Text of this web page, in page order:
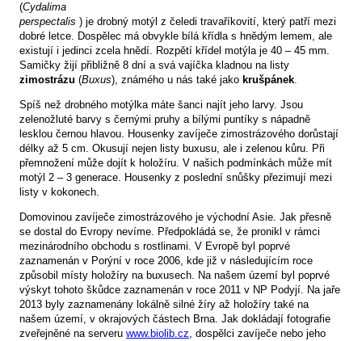
(Cydalima
perspectalis ) je drobný motýl z čeledi travaříkovití, který patří mezi
dobré letce. Dospělec má obvykle bílá křídla s hnědým lemem, ale
existují i jedinci zcela hnědí. Rozpětí křídel motýla je 40 – 45 mm.
Samičky žijí přibližně 8 dní a svá vajíčka kladnou na listy
zimostrázu (Buxus), známého u nás také jako krušpánek.
Spíš než drobného motýlka máte šanci najít jeho larvy. Jsou
zelenožluté barvy s černými pruhy a bílými puntíky s nápadně
lesklou černou hlavou. Housenky zavíječe zimostrázového dorůstají
délky až 5 cm. Okusují nejen listy buxusu, ale i zelenou kůru. Při
přemnožení může dojít k holožíru. V našich podmínkách může mít
motýl 2 – 3 generace. Housenky z poslední snůšky přezimují mezi
listy v kokonech.
Domovinou zavíječe zimostrázového je východní Asie. Jak přesně
se dostal do Evropy nevíme. Předpokládá se, že pronikl v rámci
mezinárodního obchodu s rostlinami. V Evropě byl poprvé
zaznamenán v Porýní v roce 2006, kde již v následujícím roce
způsobil místy holožíry na buxusech. Na našem území byl poprvé
výskyt tohoto škůdce zaznamenán v roce 2011 v NP Podyjí. Na jaře
2013 byly zaznamenány lokálně silné žíry až holožíry také na
našem území, v okrajových částech Brna. Jak dokládají fotografie
zveřejněné na serveru www.biolib.cz, dospělci zavíječe nebo jeho